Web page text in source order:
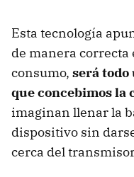
Esta tecnología
de manera correcta
consumo, será todo
que concebimos la
imaginan llenar la
dispositivo sin
cerca del